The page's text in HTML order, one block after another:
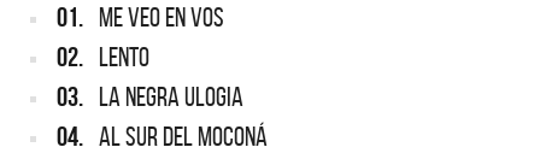
01. ME VEO EN VOS
02. LENTO
03. LA NEGRA ULOGIA
04. AL SUR DEL MOCONÁ